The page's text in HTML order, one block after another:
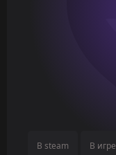
В steam В игре